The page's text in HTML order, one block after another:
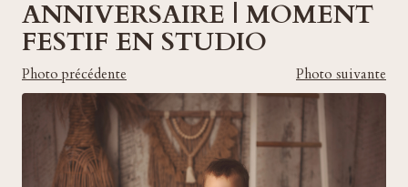
ANNIVERSAIRE | MOMENT
FESTIF EN STUDIO
Photo précédente Photo suivante